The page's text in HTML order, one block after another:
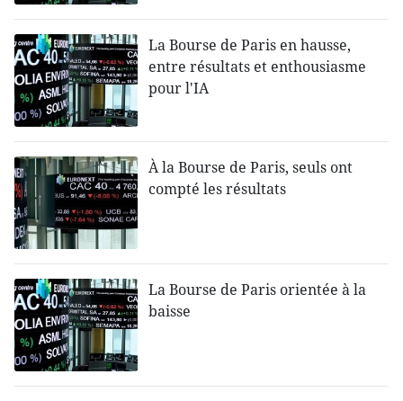
La Bourse de Paris en hausse,
entre résultats et enthousiasme
pour l'IA
À la Bourse de Paris, seuls ont
compté les résultats
La Bourse de Paris orientée à la
baisse